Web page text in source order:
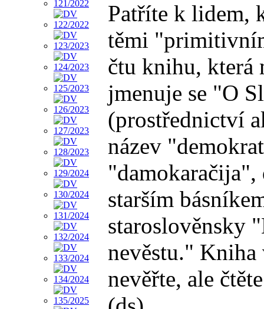
Patříte k lidem,
těmi
čtu knihu, která
jmenuje se "O
(prostřednictví
název
"damokaračija",
starším
staroslověnsky
nevěstu." Kniha
nevěřte, ale